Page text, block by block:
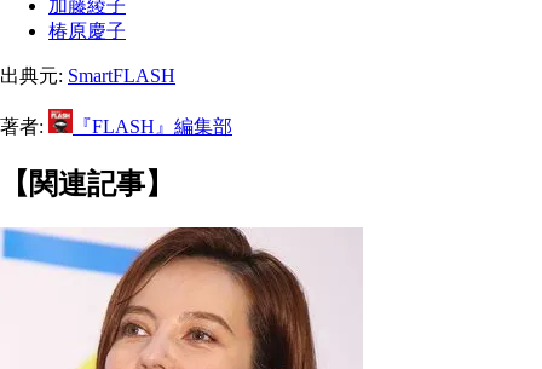
加藤綾子
椿原慶子
出典元: SmartFLASH
著者: 『FLASH』編集部
【関連記事】